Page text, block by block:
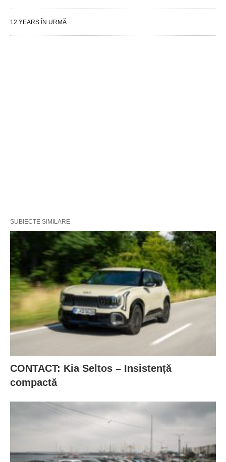
12 YEARS ÎN URMĂ
SUBIECTE SIMILARE
CONTACT: Kia Seltos – Insistență
compactă